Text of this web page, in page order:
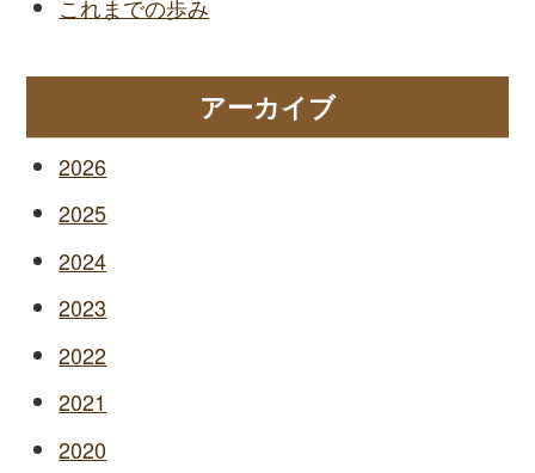
これまでの歩み
アーカイブ
2026
2025
2024
2023
2022
2021
2020